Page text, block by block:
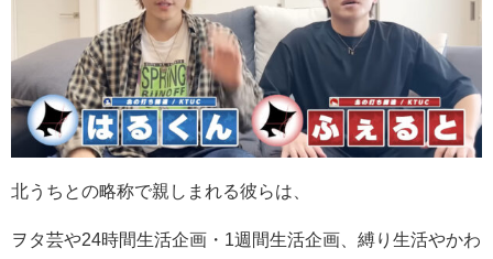
北うちとの略称で親しまれる彼らは、
ヲタ芸や24時間生活企画・1週間生活企画、縛り生活やかわ